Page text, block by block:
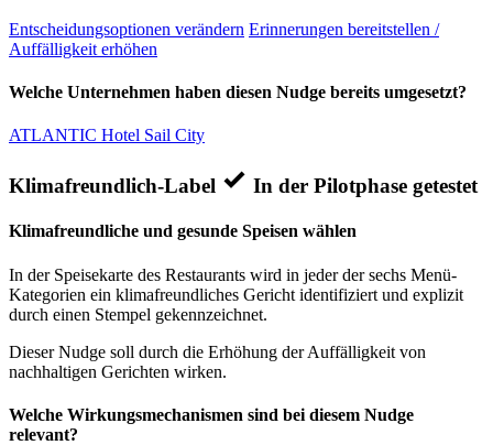
Entscheidungsoptionen verändern Erinnerungen bereitstellen /
Auffälligkeit erhöhen
Welche Unternehmen haben diesen Nudge bereits umgesetzt?
ATLANTIC Hotel Sail City
Klimafreundlich-Label In der Pilotphase getestet
Klimafreundliche und gesunde Speisen wählen
In der Speisekarte des Restaurants wird in jeder der sechs Menü-
Kategorien ein klimafreundliches Gericht identifiziert und explizit
durch einen Stempel gekennzeichnet.
Dieser Nudge soll durch die Erhöhung der Auffälligkeit von
nachhaltigen Gerichten wirken.
Welche Wirkungsmechanismen sind bei diesem Nudge
relevant?